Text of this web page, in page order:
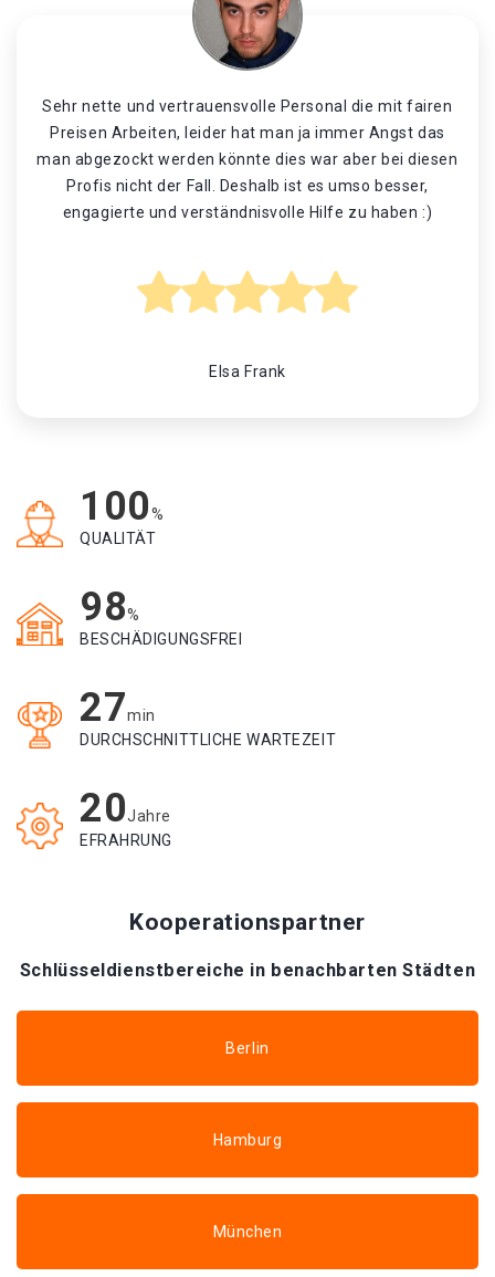
Sehr nette und vertrauensvolle Personal die mit fairen
Preisen Arbeiten, leider hat man ja immer Angst das
man abgezockt werden könnte dies war aber bei diesen
Profis nicht der Fall. Deshalb ist es umso besser,
engagierte und verständnisvolle Hilfe zu haben :)
Elsa Frank
100%
QUALITÄT
98%
BESCHÄDIGUNGSFREI
27min
DURCHSCHNITTLICHE WARTEZEIT
20Jahre
EFRAHRUNG
Kooperationspartner
Schlüsseldienstbereiche in benachbarten Städten
Berlin
Hamburg
München